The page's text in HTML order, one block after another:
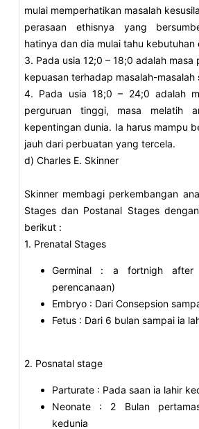
mulai memperhatikan masalah
perasaan ethisnya yang
hatinya dan dia mulai tahu kebutuhan
3. Pada usia 12;0 – 18;0 adalah masa
kepuasan terhadap masalah-masalah
4. Pada usia 18;0 – 24;0 adalah
perguruan tinggi, masa melatih
kepentingan dunia. Ia harus mampu
jauh dari perbuatan yang tercela.
d) Charles E. Skinner
Skinner membagi perkembangan
Stages dan Postanal Stages
berikut :
1. Prenatal Stages
Germinal : a fortnigh after
perencanaan)
Embryo : Dari Consepsion
Fetus : Dari 6 bulan sampai ia
2. Posnatal stage
Parturate : Pada saan ia lahir
Neonate : 2 Bulan
kedunia